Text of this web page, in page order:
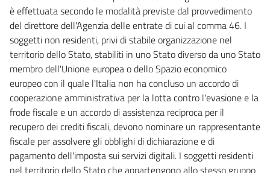
è effettuata secondo le modalità previste dal provvedimento
del direttore dell'Agenzia delle entrate di cui al comma 46. I
soggetti non residenti, privi di stabile organizzazione nel
territorio dello Stato, stabiliti in uno Stato diverso da uno Stato
membro dell'Unione europea o dello Spazio economico
europeo con il quale l'Italia non ha concluso un accordo di
cooperazione amministrativa per la lotta contro l'evasione e la
frode fiscale e un accordo di assistenza reciproca per il
recupero dei crediti fiscali, devono nominare un rappresentante
fiscale per assolvere gli obblighi di dichiarazione e di
pagamento dell'imposta sui servizi digitali. I soggetti residenti
nel territorio dello Stato che appartengono allo stesso gruppo